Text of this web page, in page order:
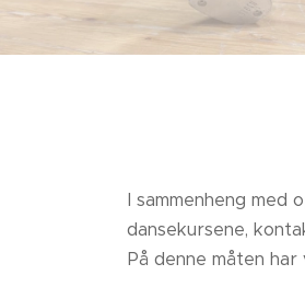
I sammenheng med
dansekursene,
På denne måten